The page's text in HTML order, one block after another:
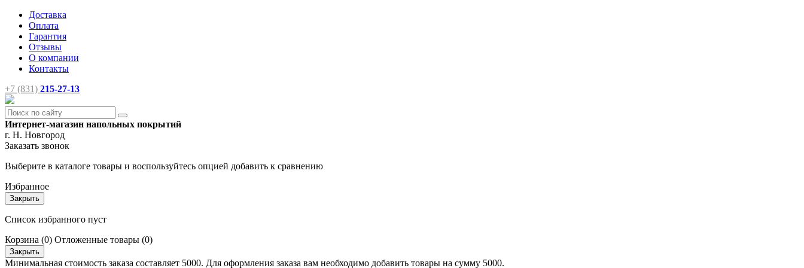
Доставка
Оплата
Гарантия
Отзывы
О компании
Контакты
+7 (831) 215-27-13
Интернет-магазин напольных покрытий
г. Н. Новгород
Заказать звонок
Выберите в каталоге товары и воспользуйтесь опцией добавить к сравнению
Избранное
Закрыть
Список избранного пуст
Корзина (0) Отложенные товары (0)
Закрыть
Минимальная стоимость заказа составляет 5000. Для оформления заказа вам необходимо добавить товары на сумму 5000.